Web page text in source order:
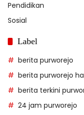
Pendidikan
Sosial
Label
berita purworejo
berita purworejo
berita terkini
24 jam purworejo